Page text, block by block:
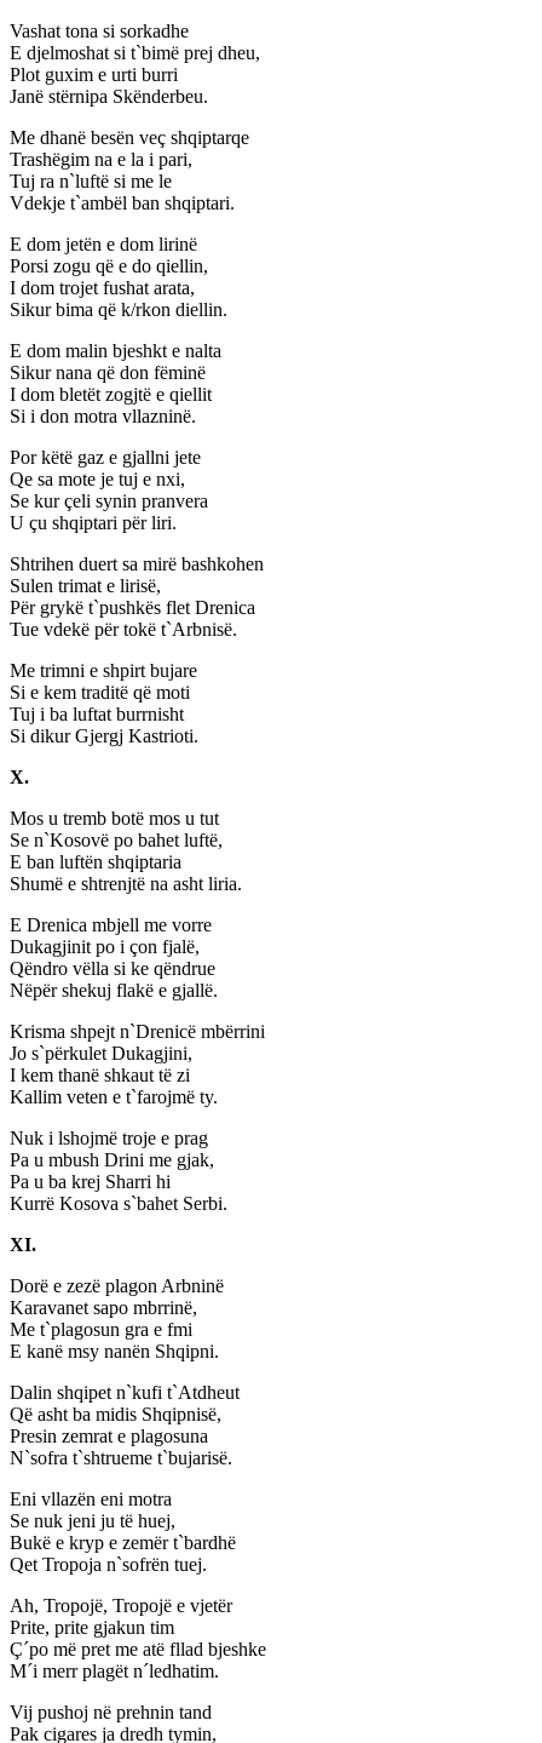
Vashat tona si sorkadhe
E djelmoshat si t`bimë prej dheu,
Plot guxim e urti burri
Janë stërnipa Skënderbeu.
Me dhanë besën veç shqiptarqe
Trashëgim na e la i pari,
Tuj ra n`luftë si me le
Vdekje t`ambël ban shqiptari.
E dom jetën e dom lirinë
Porsi zogu që e do qiellin,
I dom trojet fushat arata,
Sikur bima që k/rkon diellin.
E dom malin bjeshkt e nalta
Sikur nana që don fëminë
I dom bletët zogjtë e qiellit
Si i don motra vllazninë.
Por këtë gaz e gjallni jete
Qe sa mote je tuj e nxi,
Se kur çeli synin pranvera
U çu shqiptari për liri.
Shtrihen duert sa mirë bashkohen
Sulen trimat e lirisë,
Për grykë t`pushkës flet Drenica
Tue vdekë për tokë t`Arbnisë.
Me trimni e shpirt bujare
Si e kem traditë që moti
Tuj i ba luftat burrnisht
Si dikur Gjergj Kastrioti.
X.
Mos u tremb botë mos u tut
Se n`Kosovë po bahet luftë,
E ban luftën shqiptaria
Shumë e shtrenjtë na asht liria.
E Drenica mbjell me vorre
Dukagjinit po i çon fjalë,
Qëndro vëlla si ke qëndrue
Nëpër shekuj flakë e gjallë.
Krisma shpejt n`Drenicë mbërrini
Jo s`përkulet Dukagjini,
I kem thanë shkaut të zi
Kallim veten e t`farojmë ty.
Nuk i lshojmë troje e prag
Pa u mbush Drini me gjak,
Pa u ba krej Sharri hi
Kurrë Kosova s`bahet Serbi.
XI.
Dorë e zezë plagon Arbninë
Karavanet sapo mbrrinë,
Me t`plagosun gra e fmi
E kanë msy nanën Shqipni.
Dalin shqipet n`kufi t`Atdheut
Që asht ba midis Shqipnisë,
Presin zemrat e plagosuna
N`sofra t`shtrueme t`bujarisë.
Eni vllazën eni motra
Se nuk jeni ju të huej,
Bukë e kryp e zemër t`bardhë
Qet Tropoja n`sofrën tuej.
Ah, Tropojë, Tropojë e vjetër
Prite, prite gjakun tim
Ç´po më pret me atë fllad bjeshke
M´i merr plagët n´ledhatim.
Vij pushoj në prehnin tand
Pak cigares ja dredh tymin,